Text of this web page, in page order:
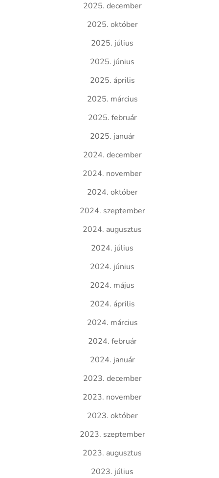
2025. december
2025. október
2025. július
2025. június
2025. április
2025. március
2025. február
2025. január
2024. december
2024. november
2024. október
2024. szeptember
2024. augusztus
2024. július
2024. június
2024. május
2024. április
2024. március
2024. február
2024. január
2023. december
2023. november
2023. október
2023. szeptember
2023. augusztus
2023. július